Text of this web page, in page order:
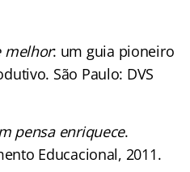
melhor: um guia pioneiro
São Paulo: DVS
pensa enriquece.
Educacional, 2011.